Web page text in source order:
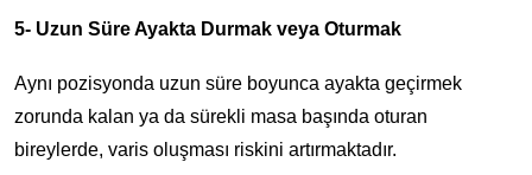
5- Uzun Süre Ayakta Durmak veya Oturmak
Aynı pozisyonda uzun süre boyunca ayakta geçirmek
zorunda kalan ya da sürekli masa başında oturan
bireylerde, varis oluşması riskini artırmaktadır.